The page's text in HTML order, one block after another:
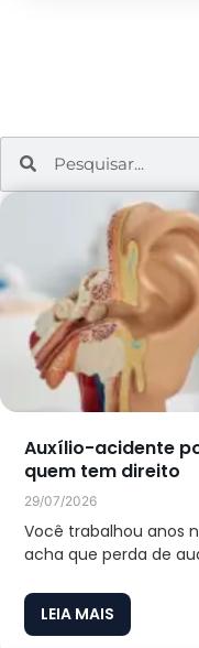
Auxílio-acidente
quem tem direito
29/07/2026
Você trabalhou anos
acha que perda de
LEIA MAIS